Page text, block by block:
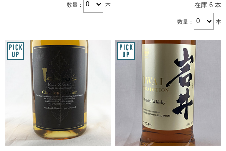
数量： 本
在庫 6 本
数量： 本